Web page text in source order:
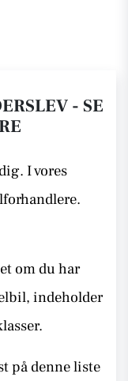
- SE
I vores
om du har
indeholder
på denne liste